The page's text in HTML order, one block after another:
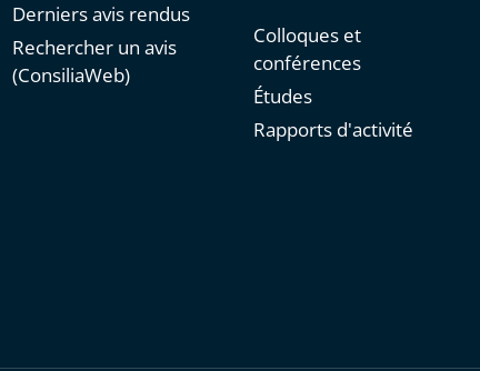
Derniers avis rendus
Rechercher un avis
(ConsiliaWeb)
Colloques et
conférences
Études
Rapports d'activité